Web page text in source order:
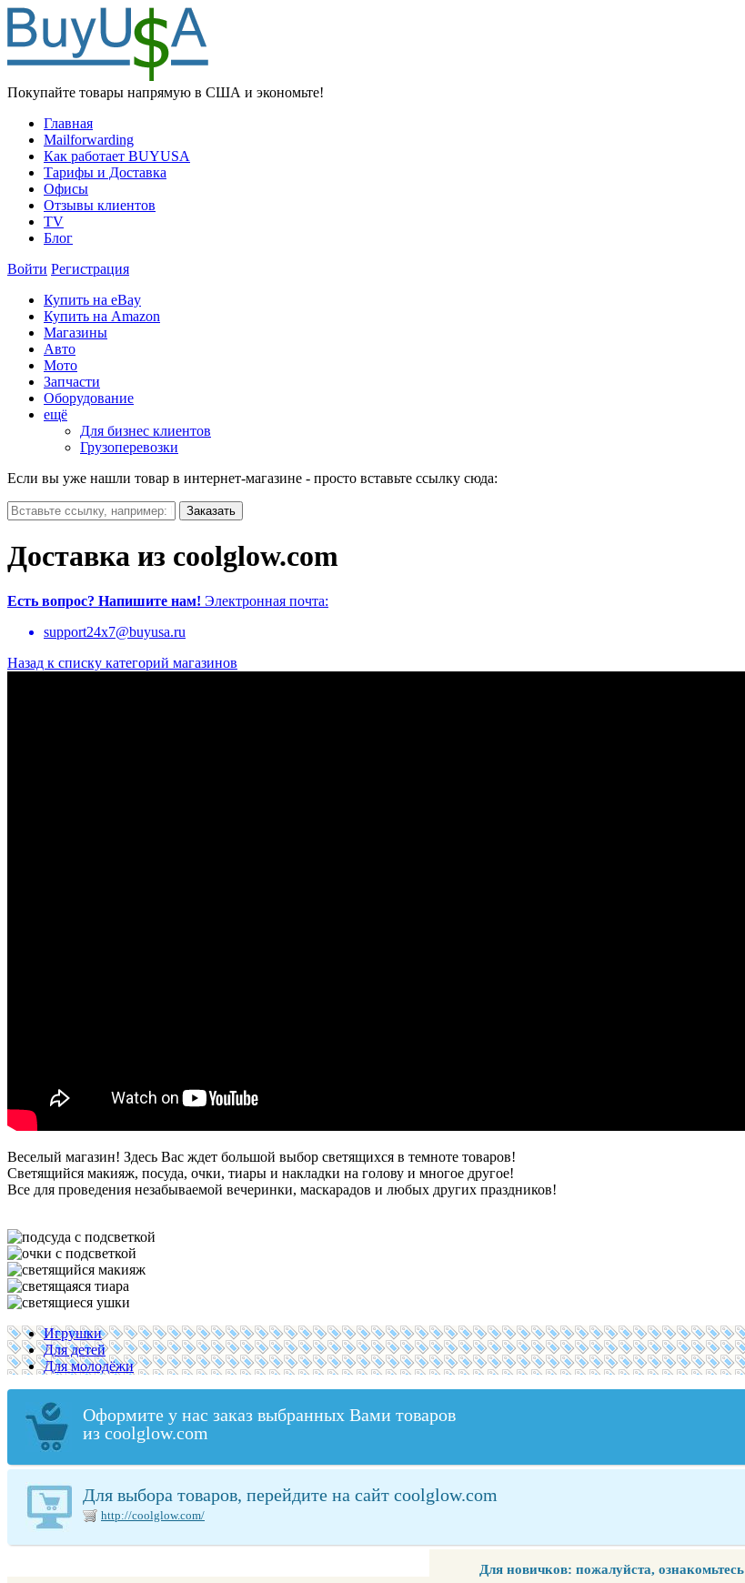
Покупайте товары напрямую в США и экономьте!
Главная
Mailforwarding
Как работает BUYUSA
Тарифы и Доставка
Офисы
Отзывы клиентов
TV
Блог
Войти Регистрация
Купить на eBay
Купить на Amazon
Магазины
Авто
Мото
Запчасти
Оборудование
ещё
Для бизнес клиентов
Грузоперевозки
Если вы уже нашли товар в интернет-магазине - просто вставьте ссылку сюда:
Доставка из coolglow.com
Есть вопрос? Напишите нам! Электронная почта:
support24x7@buyusa.ru
Назад к списку категорий магазинов
Веселый магазин! Здесь Вас ждет большой выбор светящихся в темноте товаров!
Светящийся макияж, посуда, очки, тиары и накладки на голову и многое другое!
Все для проведения незабываемой вечеринки, маскарадов и любых других праздников!
Игрушки
Для детей
Для молодёжи
Оформите у нас заказ выбранных Вами товаров
из coolglow.com
Для выбора товаров, перейдите на сайт coolglow.com
http://coolglow.com/
Для новичков: пожалуйста, ознакомьтесь